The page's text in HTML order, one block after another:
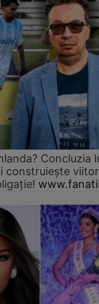
Concluzia
construiește